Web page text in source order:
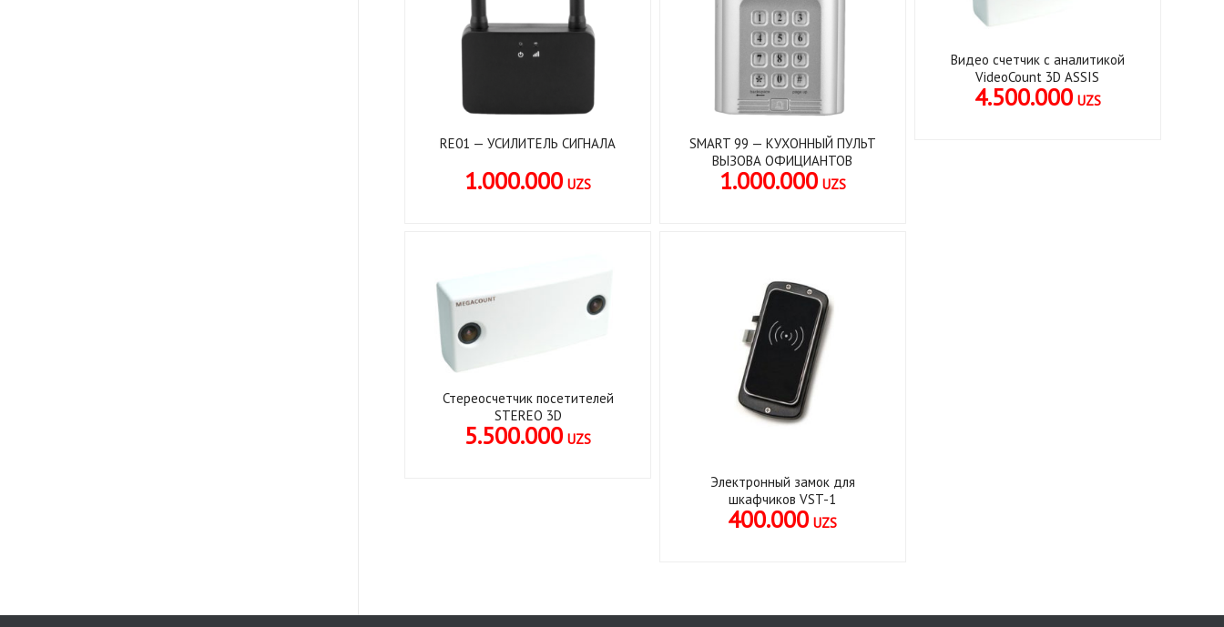
RE01 — УСИЛИТЕЛЬ СИГНАЛА
1.000.000 UZS
SMART 99 — КУХОННЫЙ ПУЛЬТ
ВЫЗОВА ОФИЦИАНТОВ
1.000.000 UZS
Видео счетчик с аналитикой
VideoCount 3D ASSIS
4.500.000 UZS
Стереосчетчик посетителей
STEREO 3D
5.500.000 UZS
Электронный замок для
шкафчиков VST-1
400.000 UZS